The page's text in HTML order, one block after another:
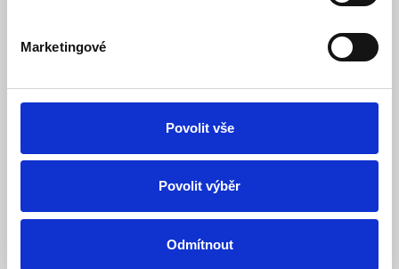
Marketingové
Povolit vše
Povolit výběr
Odmítnout
„zapomene“ nadechnout. K zástavě dechu však může dojít